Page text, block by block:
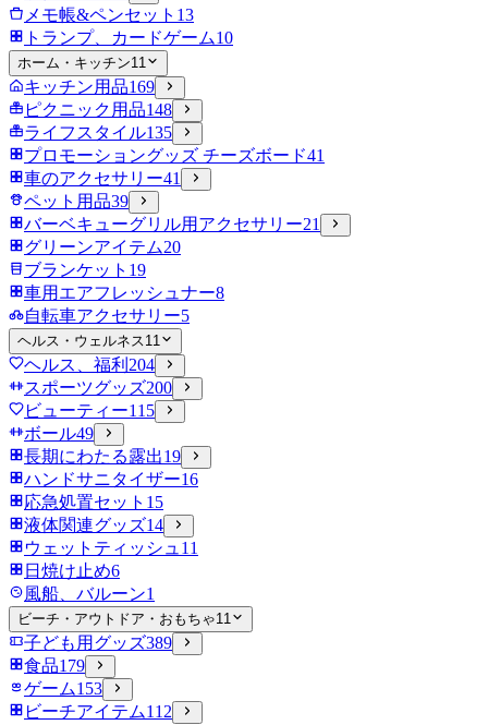
メモ帳&ペンセット 13
トランプ、カードゲーム10
ホーム・キッチン11
キッチン用品169
ピクニック用品148
ライフスタイル135
プロモーショングッズ チーズボード41
車のアクセサリー41
ペット用品39
バーベキューグリル用アクセサリー21
グリーンアイテム20
ブランケット 19
車用エアフレッシュナー8
自転車アクセサリー5
ヘルス・ウェルネス11
ヘルス、福利 204
スポーツグッズ200
ビューティー115
ボール49
長期にわたる露出19
ハンドサニタイザー16
応急処置セット 15
液体関連グッズ14
ウェットティッシュ 11
日焼け止め6
風船、バルーン1
ビーチ・アウトドア・おもちゃ11
子ども用グッズ389
食品179
ゲーム153
ビーチアイテム112